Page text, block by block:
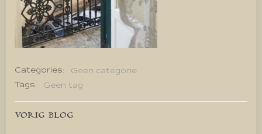
Categories:
Geen categorie
Tags:
Geen tag
Bericht
VORIG BLOG